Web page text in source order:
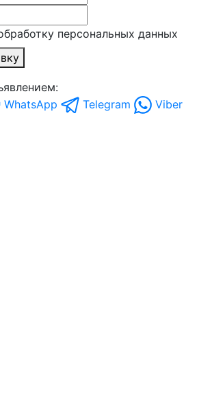
персональных данных
WhatsApp Telegram Viber